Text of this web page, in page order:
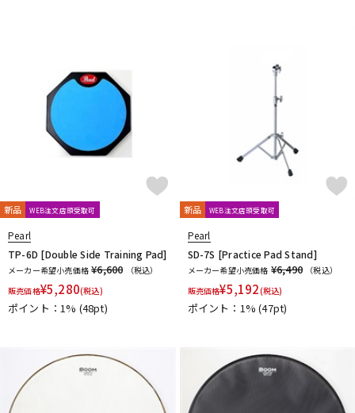
新品 WEB注文店頭受取可
Pearl
TP-6D [Double Side Training Pad]
メーカー希望小売価格 ¥6,600
（税込）
販売価格¥5,280(税込)
ポイント：1% (48pt)
新品 WEB注文店頭受取可
Pearl
SD-7S [Practice Pad Stand]
メーカー希望小売価格 ¥6,490
（税込）
販売価格¥5,192(税込)
ポイント：1%(47pt)